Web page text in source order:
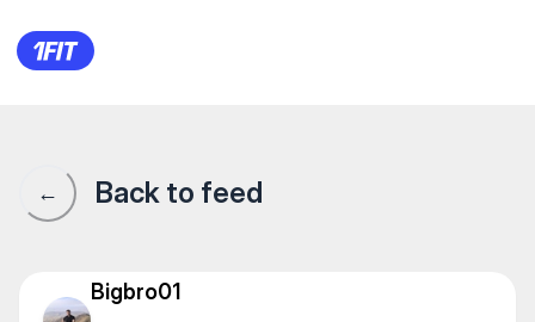
Самое забавное
← Back to feed
Bigbro01